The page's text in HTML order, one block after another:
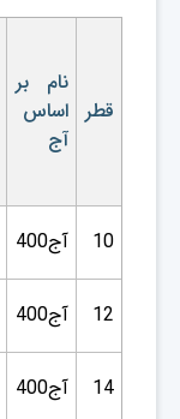
قطر
نام بر
اساس
آج
10 آج400
12 آج400
14 آج400